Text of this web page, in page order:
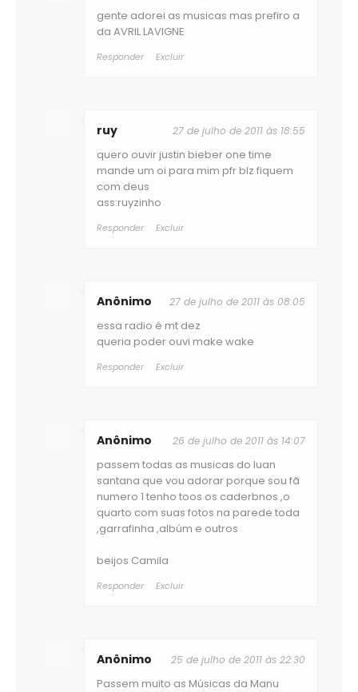
Anônimo 25 de julho de 2011 às 22:30
Passem muito as Músicas da Manu
Anônimo 26 de julho de 2011 às 14:07
passem todas as musicas do luan
santana que vou adorar porque sou fã
numero 1 tenho toos os caderbnos ,o
quarto com suas fotos na parede toda
,garrafinha ,albúm e outros
beijos Camila
Responder Excluir
Anônimo 27 de julho de 2011 às 08:05
essa radio é mt dez
queria poder ouvi make wake
Responder Excluir
ruy 27 de julho de 2011 às 18:55
quero ouvir justin bieber one time
mande um oi para mim pfr blz fiquem
com deus
ass:ruyzinho
Responder Excluir
gente adorei as musicas mas prefiro a
da AVRIL LAVIGNE
Responder Excluir